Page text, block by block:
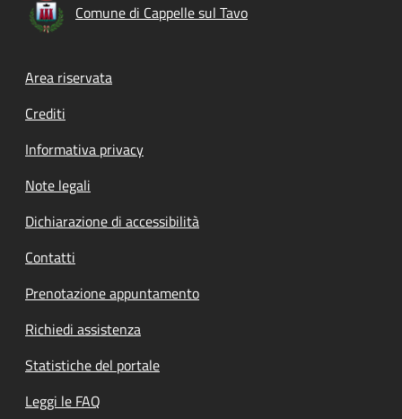
Comune di Cappelle sul Tavo
Footer menu
Area riservata
Crediti
Informativa privacy
Note legali
Dichiarazione di accessibilità
Contatti
Prenotazione appuntamento
Richiedi assistenza
Statistiche del portale
Leggi le FAQ